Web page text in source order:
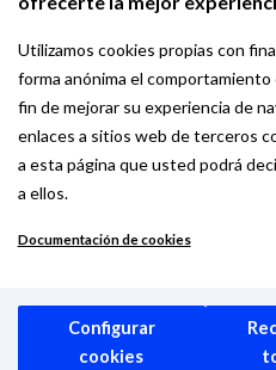
Utilizamos cookies propias con
forma anónima el comportamiento
fin de mejorar su experiencia de
enlaces a sitios web de terceros
a esta página que usted podrá
a ellos.
Documentación de cookies
Configurar
cookies
WeMadrid es un sitio web
dedicado a las relaciones
internacional